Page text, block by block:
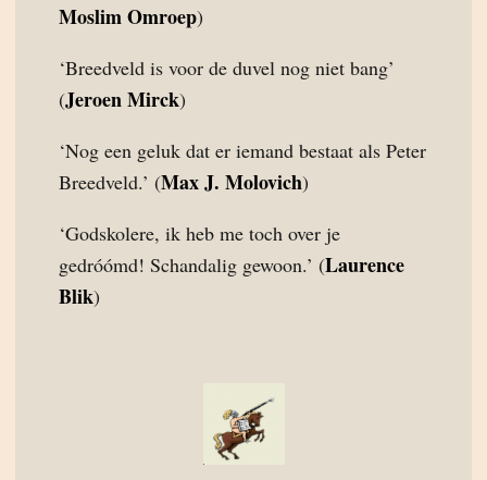
Moslim Omroep)
‘Breedveld is voor de duvel nog niet bang’
(Jeroen Mirck)
‘Nog een geluk dat er iemand bestaat als Peter
Breedveld.’ (Max J. Molovich)
‘Godskolere, ik heb me toch over je
gedróómd! Schandalig gewoon.’ (Laurence
Blik)